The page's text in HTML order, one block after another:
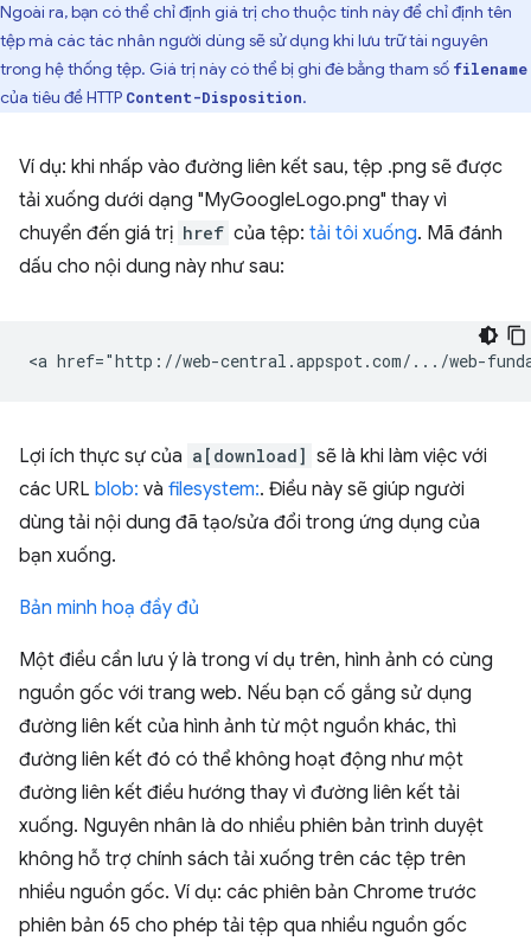
Ngoài ra, bạn có thể chỉ định giá trị cho thuộc tính này để chỉ định tên
tệp mà các tác nhân người dùng sẽ sử dụng khi lưu trữ tài nguyên
trong hệ thống tệp. Giá trị này có thể bị ghi đè bằng tham số filename
của tiêu đề HTTP Content-Disposition.
Ví dụ: khi nhấp vào đường liên kết sau, tệp .png sẽ được
tải xuống dưới dạng "MyGoogleLogo.png" thay vì
chuyển đến giá trị href của tệp: tải tôi xuống. Mã đánh
dấu cho nội dung này như sau:
Lợi ích thực sự của a[download] sẽ là khi làm việc với
các URL blob: và filesystem:. Điều này sẽ giúp người
dùng tải nội dung đã tạo/sửa đổi trong ứng dụng của
bạn xuống.
Bản minh hoạ đầy đủ
Một điều cần lưu ý là trong ví dụ trên, hình ảnh có cùng
nguồn gốc với trang web. Nếu bạn cố gắng sử dụng
đường liên kết của hình ảnh từ một nguồn khác, thì
đường liên kết đó có thể không hoạt động như một
đường liên kết điều hướng thay vì đường liên kết tải
xuống. Nguyên nhân là do nhiều phiên bản trình duyệt
không hỗ trợ chính sách tải xuống trên các tệp trên
nhiều nguồn gốc. Ví dụ: các phiên bản Chrome trước
phiên bản 65 cho phép tải tệp qua nhiều nguồn gốc